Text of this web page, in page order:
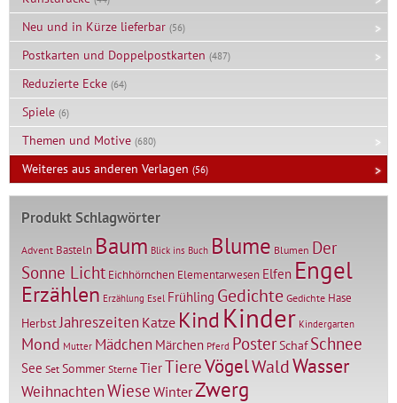
Neu und in Kürze lieferbar (56)
Postkarten und Doppelpostkarten (487)
Reduzierte Ecke (64)
Spiele (6)
Themen und Motive (680)
Weiteres aus anderen Verlagen (56)
Produkt Schlagwörter
Advent Basteln Baum Blick ins Buch Blume Blumen Der
Sonne Licht Eichhörnchen Elementarwesen Elfen Engel
Erzählen Erzählung Esel Frühling Gedichte Gedichte Hase
HerbstJahreszeitenKatze KindKinder Kindergarten
Mond Mutter Mädchen Märchen Pferd PosterSchaf Schnee
See Set Sommer Sterne TierTiereVögelWaldWasser
WeihnachtenWiese WinterZwerg